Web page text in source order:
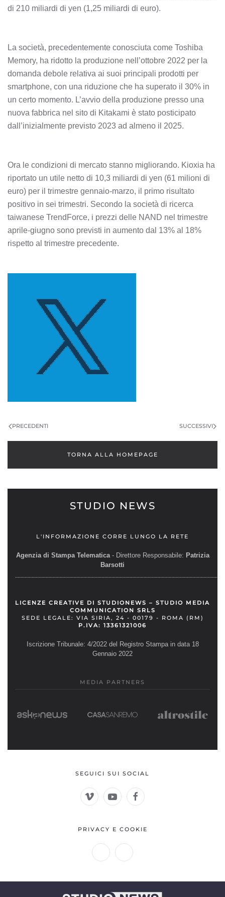
di 210 miliardi di yen (1,25 miliardi di euro).
La società, precedentemente conosciuta come Toshiba
Memory, ha ridotto la produzione nell’ottobre 2022 per la
domanda debole relativa ai suoi principali prodotti per
smartphone, con una riduzione che ha superato il 30% in
un certo momento. L’avvio della produzione presso una
nuova fabbrica nel sito di Kitakami è stato posticipato
dall’inizialmente previsto 2023 ad almeno il 2025.
Ora le condizioni di mercato stanno migliorando. Kioxia ha
riportato un utile netto di 10,3 miliardi di yen (61 milioni di
euro) per il trimestre gennaio-marzo, il primo risultato
positivo in sei trimestri. Secondo la società di ricerca
taiwanese TrendForce, i prezzi delle NAND nel trimestre
aprile-giugno sono previsti in aumento dal 13% al 18%
rispetto al trimestre precedente.
PRECEDENTI SUCCESSIVI
TORNA ALLA HOMEPAGE
STUDIO NEWS
L'INFORMAZIONE CORRE LUNGO LA RETE
Agenzia di Stampa Telematica- Direttore Responsabile: Patrizia
Barsotti
LICENZE CREATIVE DI STUDIONEWS – STUDIO MEDIA
COMMUNICATION SRLS
SEDE LEGALE: VIA SIRIA, 24 - 00179 - ROMA (RM)
P.IVA: 13361321006
Iscrizione Tribunale: 4/2022 del Registro Stampa in data 18
Gennaio 2022
MEDIA PARTNERS
SEGUICI SUI SOCIAL
PRIVACY E COOKIE